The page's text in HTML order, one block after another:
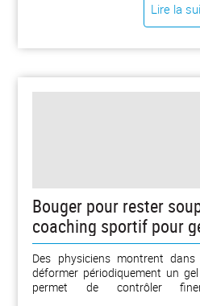
Lire la
Bouger pour rester
coaching sportif pour
Des physiciens montrent
déformer périodiquement un
permet de contrôler